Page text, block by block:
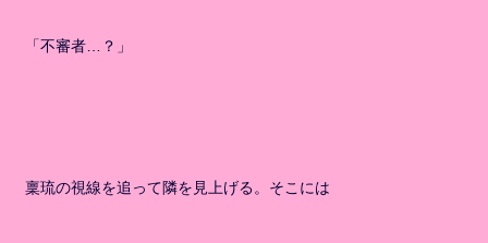
「不審者…？」
稟琉の視線を追って隣を見上げる。そこには